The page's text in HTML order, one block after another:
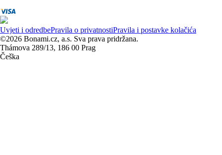
Uvjeti i odredbePravila o privatnostiPravila i postavke kolačića
©2026 Bonami.cz, a.s. Sva prava pridržana.
Thámova 289/13, 186 00 Prag
Češka